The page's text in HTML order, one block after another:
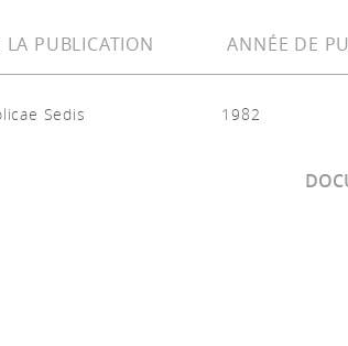
PUBLICATION ANNÉE DE
Sedis 1982